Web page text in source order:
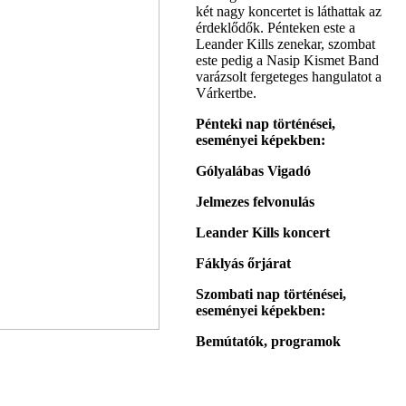
két nagy koncertet is láthattak az
érdeklődők. Pénteken este a
Leander Kills zenekar, szombat
este pedig a Nasip Kismet Band
varázsolt fergeteges hangulatot a
Várkertbe.
Pénteki nap történései,
eseményei képekben:
Gólyalábas Vigadó
Jelmezes felvonulás
Leander Kills koncert
Fáklyás őrjárat
Szombati nap történései,
eseményei képekben:
Bemútatók, programok